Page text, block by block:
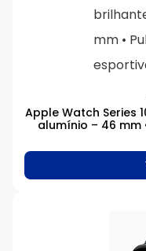
Apple Watch Series
alumínio – 46 mm